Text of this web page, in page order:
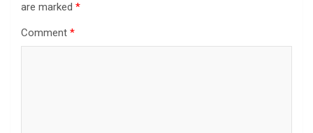
are marked *
Comment *